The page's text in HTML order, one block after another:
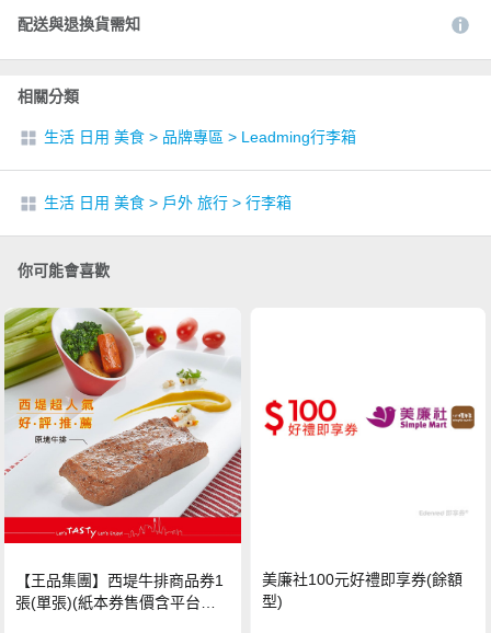
配送與退換貨需知
相關分類
生活 日用 美食 > 品牌專區 > Leadming行李箱
生活 日用 美食 > 戶外 旅行 > 行李箱
你可能會喜歡
【王品集團】西堤牛排商品券1
張(單張)(紙本券售價含平台物
美廉社100元好禮即享券(餘額
型)